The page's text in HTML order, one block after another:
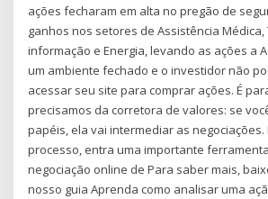
ações fecharam em alta no pregão de
ganhos nos setores de Assistência Médica,
informação e Energia, levando as ações a
um ambiente fechado e o investidor não
acessar seu site para comprar ações. É
precisamos da corretora de valores: se
papéis, ela vai intermediar as negociações.
processo, entra uma importante
negociação online de Para saber mais,
nosso guia Aprenda como analisar uma